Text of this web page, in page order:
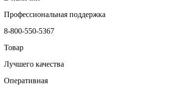
Профессиональная поддержка
8-800-550-5367
Товар
Лучшего качества
Оперативная